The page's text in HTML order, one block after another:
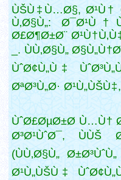
ÙŠÙ‡Ù…Ø§, Ø¹Ù†
Ù‚Ø§Ù„:
Ø£Ø¶Ø±Ø¨
_. ÙÙ‚Ø§Ù„
ÙˆØ¢Ù„Ù‡
ØªØ³Ù„Ø·
ÙˆØ£ØµØ±Ø­ Ù…Ù†
Ø³Ø¹ÙˆØ¯, ÙÙŠ
(ÙÙ‚Ø§Ù„
Ø¹Ù„ÙŠÙ‡